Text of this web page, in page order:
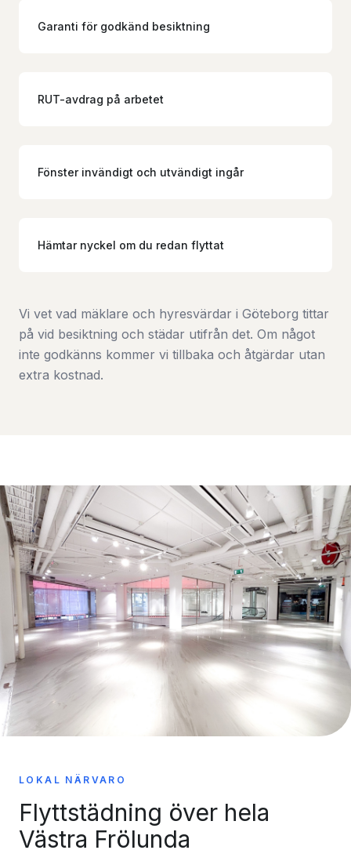
Garanti för godkänd besiktning
RUT-avdrag på arbetet
Fönster invändigt och utvändigt ingår
Hämtar nyckel om du redan flyttat
Vi vet vad mäklare och hyresvärdar i Göteborg tittar
på vid besiktning och städar utifrån det. Om något
inte godkänns kommer vi tillbaka och åtgärdar utan
extra kostnad.
LOKAL NÄRVARO
Flyttstädning över hela
Västra Frölunda